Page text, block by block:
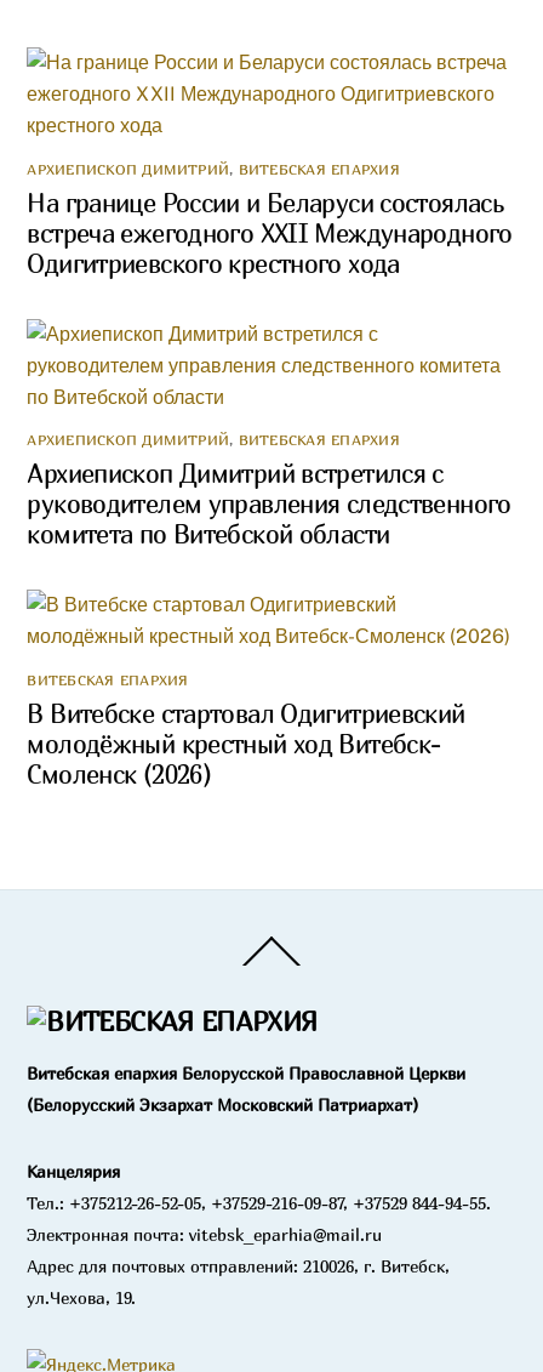
АРХИЕПИСКОП ДИМИТРИЙ, ВИТЕБСКАЯ ЕПАРХИЯ
На границе России и Беларуси состоялась
встреча ежегодного XXII Международного
Одигитриевского крестного хода
АРХИЕПИСКОП ДИМИТРИЙ, ВИТЕБСКАЯ ЕПАРХИЯ
Архиепископ Димитрий встретился с
руководителем управления следственного
комитета по Витебской области
ВИТЕБСКАЯ ЕПАРХИЯ
В Витебске стартовал Одигитриевский
молодёжный крестный ход Витебск-
Смоленск (2026)
To
Витебская епархия Белорусской Православной Церкви
(Белорусский Экзархат Московский Патриархат)
Канцелярия
Тел.: +375212-26-52-05, +37529-216-09-87, +37529 844-94-55.
Электронная почта: vitebsk_eparhia@mail.ru
Адрес для почтовых отправлений: 210026, г. Витебск,
ул.Чехова, 19.